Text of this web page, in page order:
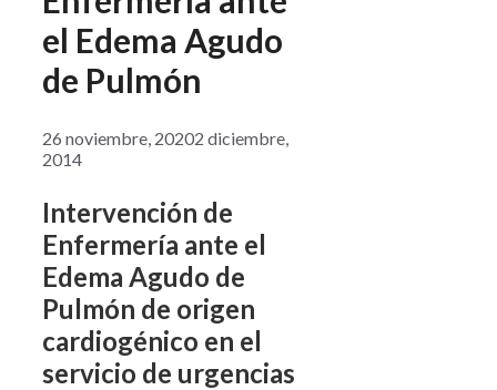
el Edema Agudo
de Pulmón
26 noviembre, 20202 diciembre,
2014
Intervención de
Enfermería ante el
Edema Agudo de
Pulmón de origen
cardiogénico en el
servicio de urgencias